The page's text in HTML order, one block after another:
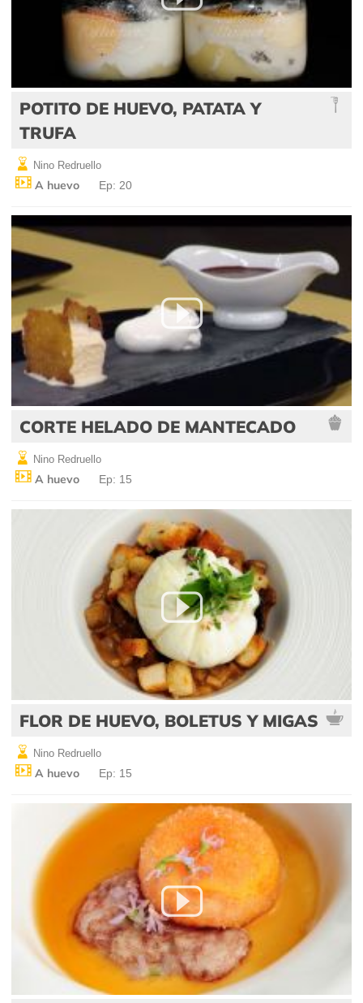
POTITO DE HUEVO, PATATA Y
TRUFA
Nino Redruello
A huevo Ep: 20
CORTE HELADO DE MANTECADO
Nino Redruello
A huevo Ep: 15
FLOR DE HUEVO, BOLETUS Y MIGAS
Nino Redruello
A huevo Ep: 15